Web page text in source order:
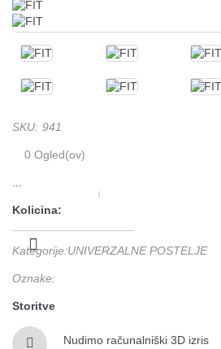
SKU: 941
0 Ogled(ov)
Kolicina:
Kategorije:UNIVERZALNE POSTELJE
Oznake:
Storitve
Nudimo računalniški 3D izris